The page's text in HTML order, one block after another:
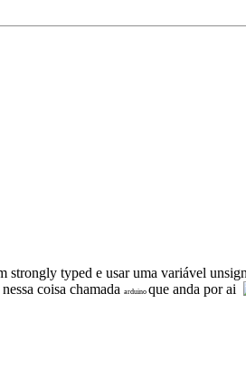
strongly typed e usar uma variável
coisa chamada arduino que anda por ai